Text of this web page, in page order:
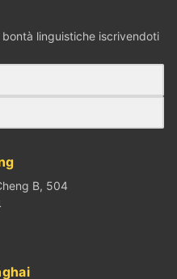
linguistiche iscrivendoti
B, 504